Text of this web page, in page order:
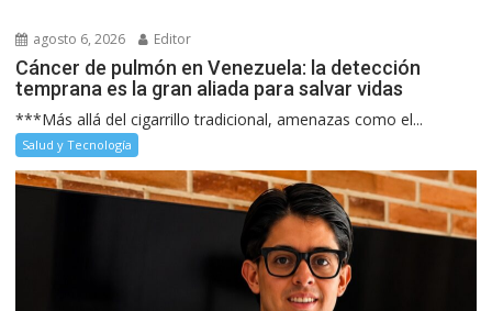
agosto 6, 2026 Editor
Cáncer de pulmón en Venezuela: la detección
temprana es la gran aliada para salvar vidas
***Más allá del cigarrillo tradicional, amenazas como el...
Salud y Tecnología